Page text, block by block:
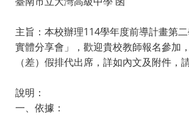
主旨：本校辦理114學年度前導計畫第
實體分享會」，歡迎貴校教師報名參加
（差）假排代出席，詳如內文及附件，請
說明：
一、依據：